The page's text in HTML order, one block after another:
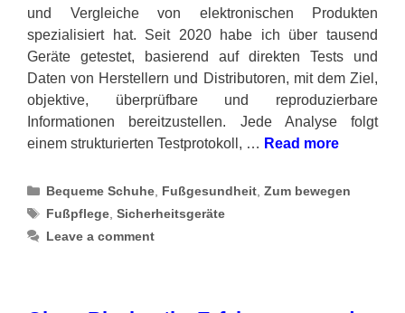
und Vergleiche von elektronischen Produkten
spezialisiert hat. Seit 2020 habe ich über tausend
Geräte getestet, basierend auf direkten Tests und
Daten von Herstellern und Distributoren, mit dem Ziel,
objektive, überprüfbare und reproduzierbare
Informationen bereitzustellen. Jede Analyse folgt
einem strukturierten Testprotokoll, … Read more
Categories
Bequeme Schuhe Fußgesundheit ,Zum bewegen
Tags
Fußpflege ,Sicherheitsgeräte
Leave a comment